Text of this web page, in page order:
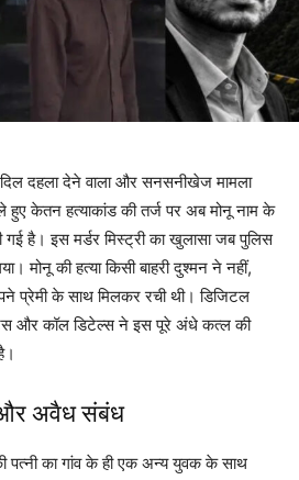
दिल दहला देने वाला और सनसनीखेज मामला
केतन हत्याकांड की तर्ज पर अब मोनू नाम के
गई है। इस मर्डर मिस्ट्री का खुलासा जब पुलिस
मोनू की हत्या किसी बाहरी दुश्मन ने नहीं,
प्रेमी के साथ मिलकर रची थी। डिजिटल
और कॉल डिटेल्स ने इस पूरे अंधे कत्ल की
अवैध संबंध
पत्नी का गांव के ही एक अन्य युवक के साथ